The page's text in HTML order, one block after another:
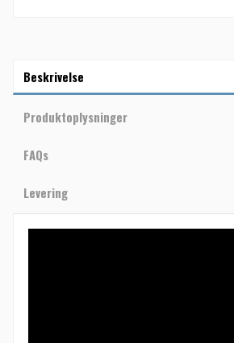
Beskrivelse
Produktoplysninger
FAQs
Levering